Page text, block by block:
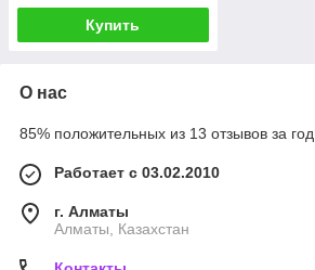
Купить
О нас
85% положительных из 13 отзывов за год
Работает с 03.02.2010
г. Алматы
Алматы, Казахстан